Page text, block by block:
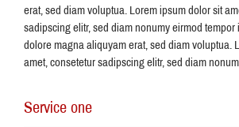
erat, sed diam voluptua. Lorem ipsum dolor sit
sadipscing elitr, sed diam nonumy eirmod tempor
dolore magna aliquyam erat, sed diam voluptua.
amet, consetetur sadipscing elitr, sed diam
Service one